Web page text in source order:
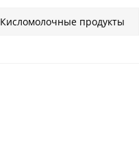
Кисломолочные продукты